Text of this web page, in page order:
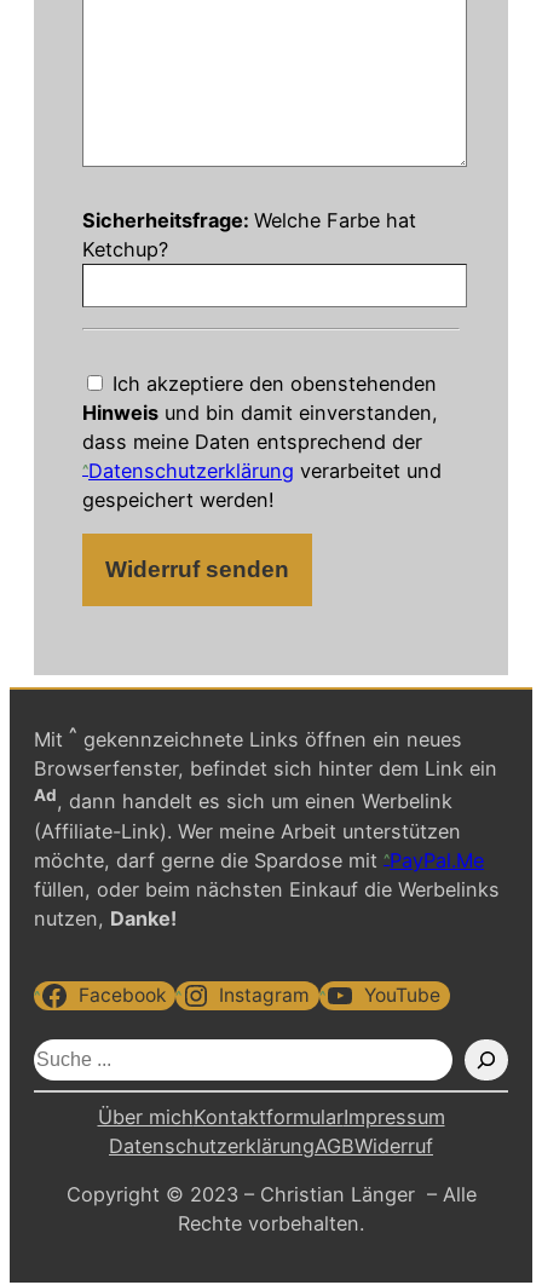
lasse
dieses
leer.
Sicherheitsfrage: Welche Farbe hat
Ketchup?
Ich akzeptiere den obenstehenden
Hinweis und bin damit einverstanden,
dass meine Daten entsprechend der
Datenschutzerklärung verarbeitet und
gespeichert werden!
Mit ^ gekennzeichnete Links öffnen ein neues
Browserfenster, befindet sich hinter dem Link ein
Ad, dann handelt es sich um einen Werbelink
(Affiliate-Link). Wer meine Arbeit unterstützen
möchte, darf gerne die Spardose mit PayPal.Me
füllen, oder beim nächsten Einkauf die Werbelinks
nutzen, Danke!
Facebook Instagram YouTube
S
u
Über michKontaktformularImpressum
DatenschutzerklärungAGBWiderruf
Copyright © 2023 – Christian Länger – Alle
Rechte vorbehalten.